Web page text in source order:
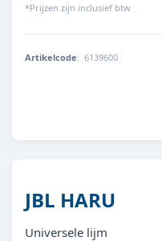
*Prijzen zijn inclusief btw
Artikelcode: 6139600
JBL HARU
Universele lijm